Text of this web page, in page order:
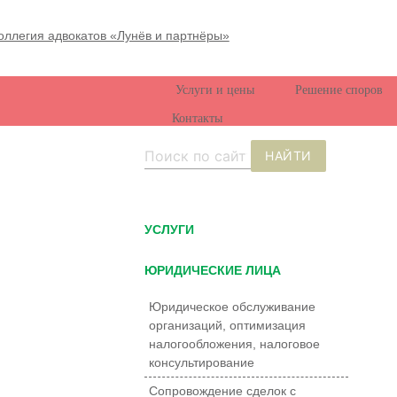
Услуги и цены Решение споров
Контакты
НАЙТИ
УCЛУГИ
ЮРИДИЧЕСКИЕ ЛИЦА
Юридическое обслуживание
организаций, оптимизация
налогообложения, налоговое
консультирование
Сопровождение сделок с